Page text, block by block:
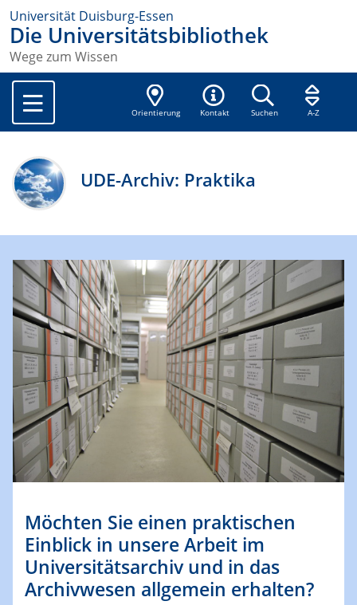
Universität Duisburg-Essen
Die Universitätsbibliothek
Wege zum Wissen
Orientierung Kontakt Suchen A-Z
UDE-Archiv: Praktika
Möchten Sie einen praktischen
Einblick in unsere Arbeit im
Universitätsarchiv und in das
Archivwesen allgemein erhalten?